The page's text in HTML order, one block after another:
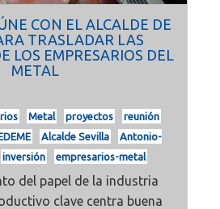
CON EL ALCALDE DE
TRASLADAR LAS
LOS EMPRESARIOS DEL
METAL
Metal proyectos
reunión
Alcalde Sevilla
Antonio-
inversión empresarios-metal
del papel de la industria
clave centra buena